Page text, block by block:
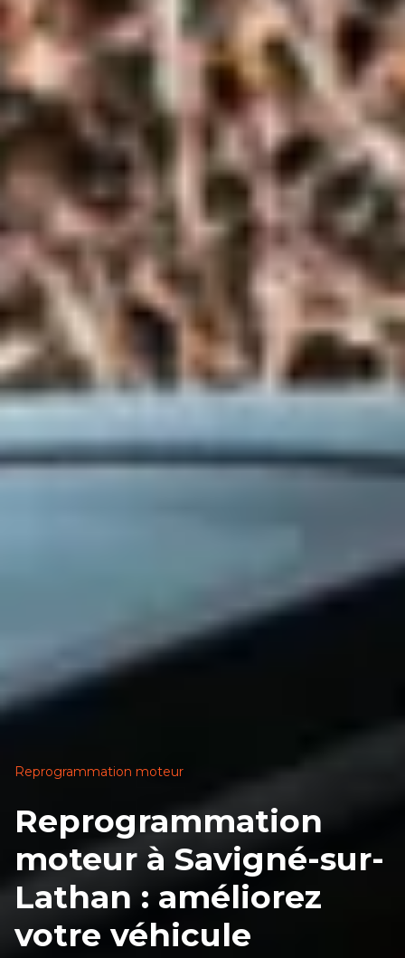
Reprogrammation moteur
Reprogrammation
moteur à Savigné-sur-
Lathan : améliorez
votre véhicule